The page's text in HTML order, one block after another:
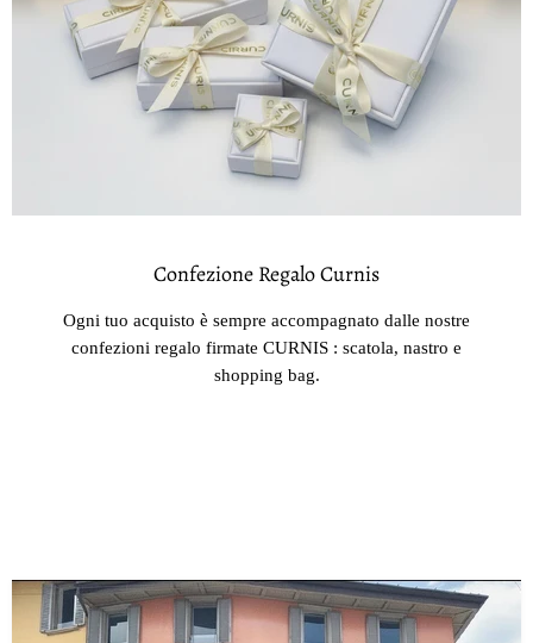
Confezione Regalo Curnis
Ogni tuo acquisto è sempre accompagnato dalle nostre
confezioni regalo firmate CURNIS : scatola, nastro e
shopping bag.